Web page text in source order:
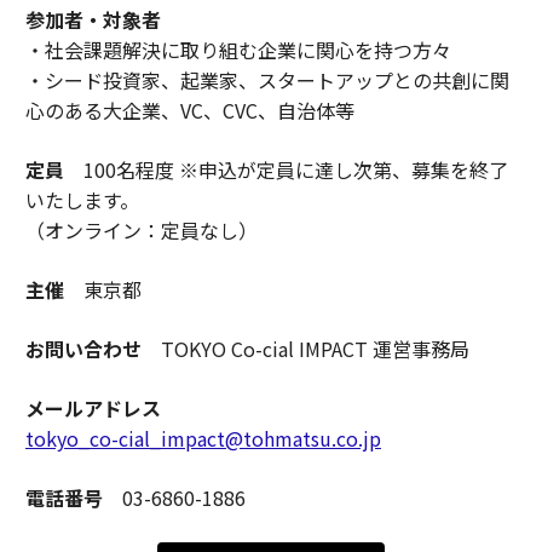
参加者・対象者
・社会課題解決に取り組む企業に関心を持つ方々
・シード投資家、起業家、スタートアップとの共創に関
心のある大企業、VC、CVC、自治体等
定員 100名程度 ※申込が定員に達し次第、募集を終了
いたします。
（オンライン：定員なし）
主催東京都
お問い合わせ TOKYO Co-cial IMPACT 運営事務局
メールアドレス
tokyo_co-cial_impact@tohmatsu.co.jp
電話番号 03-6860-1886